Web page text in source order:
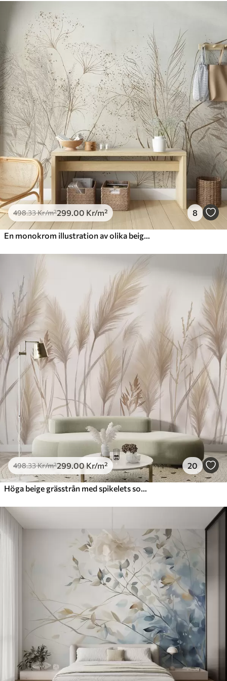
Tillgängliga material
Standard
498.33299.00 Kr/m²
Premium
631.67379.00Kr/m²
Premiumvinyl
725.00435.00Kr /m²
Peel and Stick
900.00 540 .00Kr/m²
498.33Kr/m²299 .00 Kr/m² 8
498.33Kr/m²299 .00 Kr/m² 20